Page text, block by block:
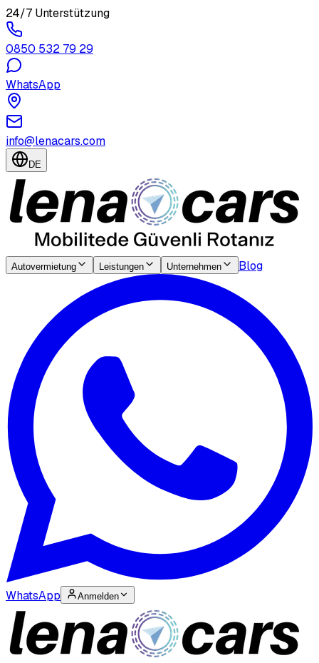
24/7 Unterstützung
0850 532 79 29
WhatsApp
info@lenacars.com
DE
Autovermietung Leistungen Unternehmen Blog
WhatsApp Anmelden